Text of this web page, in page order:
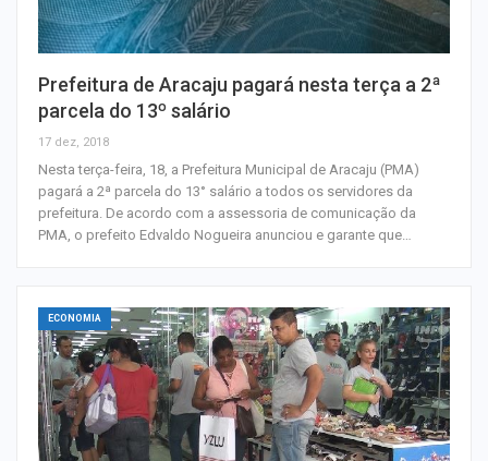
Prefeitura de Aracaju pagará nesta terça a 2ª
parcela do 13º salário
17 dez, 2018
Nesta terça-feira, 18, a Prefeitura Municipal de Aracaju (PMA)
pagará a 2ª parcela do 13° salário a todos os servidores da
prefeitura. De acordo com a assessoria de comunicação da
PMA, o prefeito Edvaldo Nogueira anunciou e garante que…
ECONOMIA